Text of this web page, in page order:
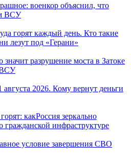
военкор объяснил, что
ВСУ
горят каждый день. Кто такие
лезут под «Герани»
разрушение моста в Затоке
ВСУ
2026. Кому вернут деньги
какРоссия зеркально
гражданской инфраструктуре
условие завершения СВО